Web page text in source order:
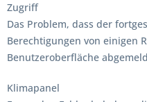
Zugriff
Das Problem, dass der
Berechtigungen von einigen
Benutzeroberfläche
Klimapanel